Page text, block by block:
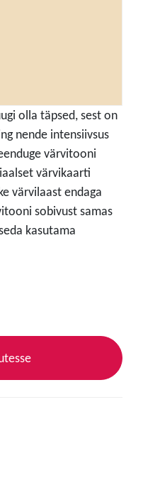
olla täpsed, sest on
nende intensiivsus
värvitooni
värvikaarti
värvilaast endaga
sobivust samas
kasutama